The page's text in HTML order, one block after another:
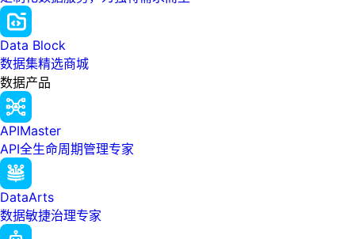
Data Block
数据集精选商城
数据产品
APIMaster
API全生命周期管理专家
DataArts
数据敏捷治理专家